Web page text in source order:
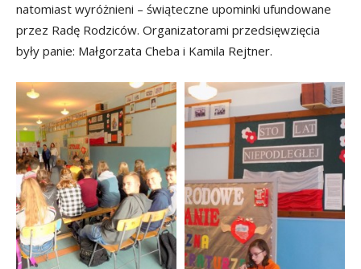
natomiast wyróżnieni – świąteczne upominki ufundowane
przez Radę Rodziców. Organizatorami przedsięwzięcia
były panie: Małgorzata Cheba i Kamila Rejtner.